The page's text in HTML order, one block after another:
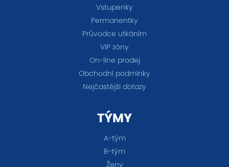
Vstupenky
Permanentky
Průvodce utkáním
VIP zóny
On-line prodej
Obchodní podmínky
Nejčastější dotazy
TÝMY
A-tým
B-tým
Ženy